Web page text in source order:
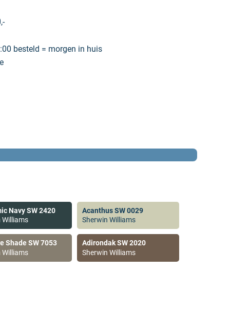
besteld = morgen in huis
Navy SW 2420
Williams
Acanthus SW 0029
Sherwin Williams
Shade SW 7053
Williams
Adirondak SW 2020
Sherwin Williams